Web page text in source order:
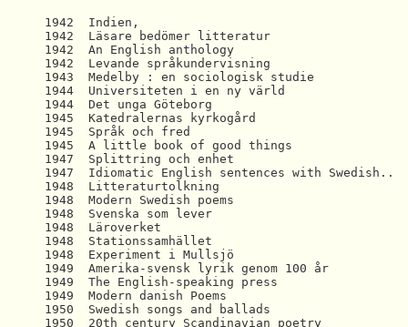
1942  Indien,
1942  Läsare bedömer litteratur
1942  An English anthology
1942  Levande språkundervisning
1943  Medelby : en sociologisk studie
1944  Universiteten i en ny värld
1944  Det unga Göteborg
1945  Katedralernas kyrkogård
1945  Språk och fred
1945  A little book of good things
1947  Splittring och enhet
1947  Idiomatic English sentences with Swedish..
1948  Litteraturtolkning
1948  Modern Swedish poems
1948  Svenska som lever
1948  Läroverket
1948  Stationssamhället
1948  Experiment i Mullsjö
1949  Amerika-svensk lyrik genom 100 år
1949  The English-speaking press
1949  Modern danish Poems
1950  Swedish songs and ballads
1950  20th century Scandinavian poetry